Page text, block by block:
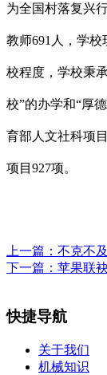
为全国村落复兴
教师691人，学
校程度，学校秉
校”的办学和“厚
育部人文社科项
项目927项。
上一篇： 不克不
下一篇： 苹果联
快捷导航
关于我们
机械知识